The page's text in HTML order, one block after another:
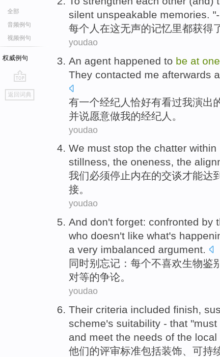
全部
音频例句
视频例句
权威例句
go
top
返回词典
silent unspeakable memories.
每个 人 在这无声的记忆里都获得
youdao
An agent happened to be at one
They contacted me afterwards
有一个经纪人恰好有看过我演出
并说愿意做我的经纪人 。
youdao
We must stop the chatter within
stillness, the oneness, the
我们必须停止内在的交谈才能达
接。
youdao
And don't forget: confronted by
who doesn't like what's
a very imbalanced argument.
同时别 忘记 ： 每个不喜欢生物鉴
对等的争论。
youdao
Their criteria included finish,
scheme's suitability - that "must
and meet the needs of the local
他们的评审标准包括装饰、 可持